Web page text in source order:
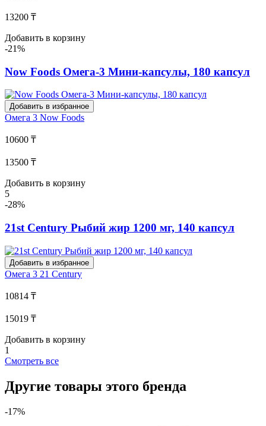
13200 ₸
Добавить в корзину
-21%
Now Foods Омега-3 Мини-капсулы, 180 капсул
Добавить в избранное
Омега 3 Now Foods
10600 ₸
13500 ₸
Добавить в корзину
5
-28%
21st Century Рыбий жир 1200 мг, 140 капсул
Добавить в избранное
Омега 3 21 Century
10814 ₸
15019 ₸
Добавить в корзину
1
Смотреть все
Другие товары этого бренда
-17%